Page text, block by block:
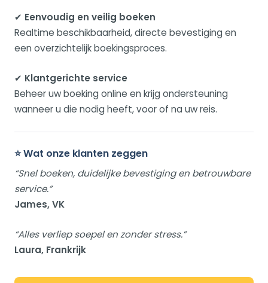
✔ Eenvoudig en veilig boeken
Realtime beschikbaarheid, directe bevestiging en
een overzichtelijk boekingsproces.
✔ Klantgerichte service
Beheer uw boeking online en krijg ondersteuning
wanneer u die nodig heeft, voor of na uw reis.
⭐ Wat onze klanten zeggen
“Snel boeken, duidelijke bevestiging en betrouwbare
service.”
James, VK
“Alles verliep soepel en zonder stress.”
Laura, Frankrijk